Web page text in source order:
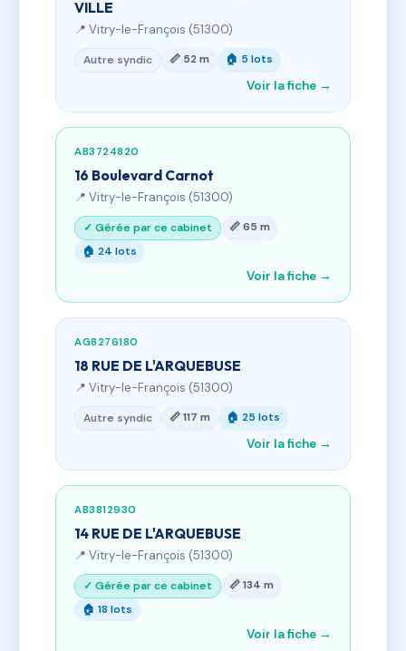
VILLE
📍 Vitry-le-François (51300)
Autre syndic 📏 52 m 🏠 5 lots
Voir la fiche →
AB3724820
16 Boulevard Carnot
📍 Vitry-le-François (51300)
✓ Gérée par ce cabinet
📏 65 m
🏠 24 lots
Voir la fiche →
AG8276180
18 RUE DE L'ARQUEBUSE
📍 Vitry-le-François (51300)
Autre syndic 📏 117 m 🏠 25 lots
Voir la fiche →
AB3812930
14 RUE DE L'ARQUEBUSE
📍 Vitry-le-François (51300)
✓ Gérée par ce cabinet
📏 134 m
🏠 18 lots
Voir la fiche →